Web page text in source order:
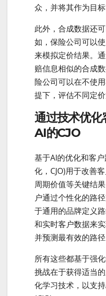
众，并将其作为目
此外，合成数据还
如，保险公司可以
来模拟定价结果。
赔信息相似的合成
险公司可以在不使
提下，评估不同定价
通过技术优
AI的CJO
基于AI的优化和客
化，CJO)用于改善
周期价值等关键结
户通过个性化的路
于通用的品牌定义
和实时客户数据来
并预测最有效的路径
所有这些都基于强
挑战在于获得适当
化学习技术，以支